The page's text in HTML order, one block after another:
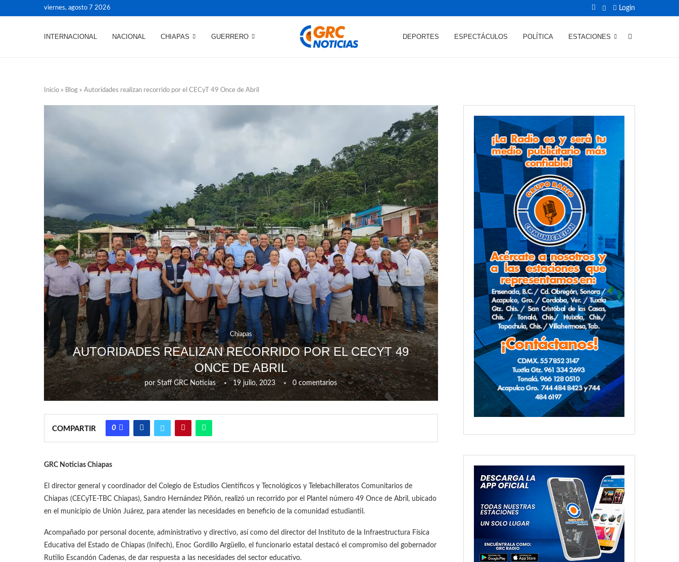
viernes, agosto 7 2026 Login
INTERNACIONAL NACIONAL CHIAPAS GUERRERO DEPORTES ESPECTÁCULOS POLÍTICA ESTACIONES
Inicio » Blog » Autoridades realizan recorrido por el CECyT 49 Once de Abril
Chiapas
AUTORIDADES REALIZAN RECORRIDO POR EL CECYT 49
ONCE DE ABRIL
porStaff GRC Noticias 19 julio, 2023 0 comentarios
COMPARTIR 0
GRC Noticias Chiapas
El director general y coordinador del Colegio de Estudios Científicos y Tecnológicos y Telebachilleratos Comunitarios de
Chiapas (CECyTE-TBC Chiapas), Sandro Hernández Piñón, realizó un recorrido por el Plantel número 49 Once de Abril, ubicado
en el municipio de Unión Juárez, para atender las necesidades en beneficio de la comunidad estudiantil.
Acompañado por personal docente, administrativo y directivo, así como del director del Instituto de la Infraestructura Física
Educativa del Estado de Chiapas (Inifech), Enoc Gordillo Argüello, el funcionario estatal destacó el compromiso del gobernador
Rutilio Escandón Cadenas, de dar respuesta a las necesidades del sector educativo.